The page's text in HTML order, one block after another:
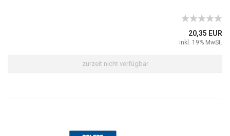
20,35 EUR
inkl. 19% MwSt.
zurzeit nicht verfügbar